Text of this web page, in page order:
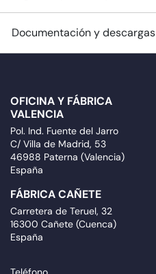
Documentación y descargas
OFICINA Y FÁBRICA
VALENCIA
Pol. Ind. Fuente del Jarro
C/ Villa de Madrid, 53
46988 Paterna (Valencia)
España
FÁBRICA CAÑETE
Carretera de Teruel, 32
16300 Cañete (Cuenca)
España